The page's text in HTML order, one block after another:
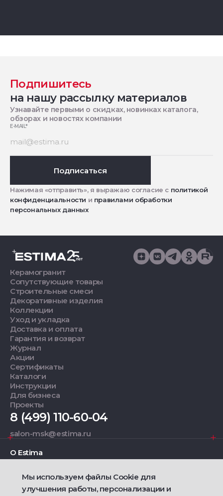
Подпишитесь
на нашу рассылку материалов
Узнавайте первыми о скидках, новинках каталога,
обзорах и новостях компании
E-MAIL*
Подписаться
Нажимая «отправить», я выражаю согласие с политикой
конфиденциальности и правилами обработки
персональных данных
Керамогранит
Сопутствующие товары
Строительные смеси
Декоративные изделия
Коллекции
Уход и укладка
Доставка и оплата
Гарантия и возврат
Журнал
Акции
Сертификаты
Каталоги
Инструкции
Для бизнеса
Проекты
8 (499) 110-60-04
salon-msk@estima.ru
О Estima
Дизайнерам
Мы используем файлы Cookie для
улучшения работы, персонализации и